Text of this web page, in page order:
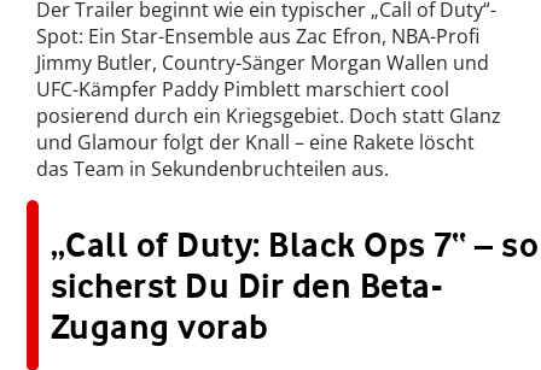
Der Trailer beginnt wie ein typischer „Call of Duty“-
Spot: Ein Star-Ensemble aus Zac Efron, NBA-Profi
Jimmy Butler, Country-Sänger Morgan Wallen und
UFC-Kämpfer Paddy Pimblett marschiert cool
posierend durch ein Kriegsgebiet. Doch statt Glanz
und Glamour folgt der Knall – eine Rakete löscht
das Team in Sekundenbruchteilen aus.
„Call of Duty: Black Ops 7“ – so
sicherst Du Dir den Beta-
Zugang vorab